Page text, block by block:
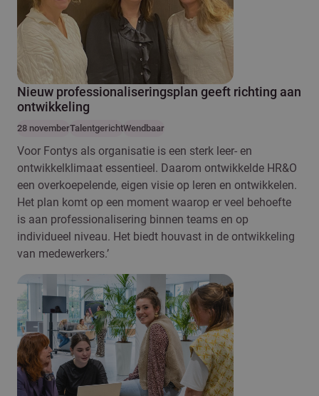
Nieuw professionaliseringsplan geeft richting aan
ontwikkeling
28 novemberTalentgerichtWendbaar
Voor Fontys als organisatie is een sterk leer- en
ontwikkelklimaat essentieel. Daarom ontwikkelde HR&O
een overkoepelende, eigen visie op leren en ontwikkelen.
Het plan komt op een moment waarop er veel behoefte
is aan professionalisering binnen teams en op
individueel niveau. Het biedt houvast in de ontwikkeling
van medewerkers.’